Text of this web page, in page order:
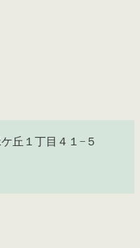
丘１丁目４１−５